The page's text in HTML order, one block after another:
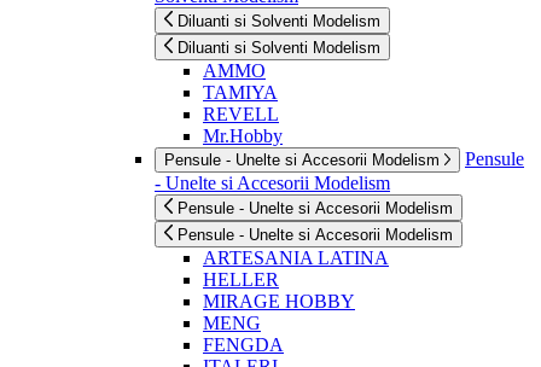
Diluanti si Solventi Modelism
Diluanti si Solventi Modelism
AMMO
TAMIYA
REVELL
Mr.Hobby
Pensule - Unelte si Accesorii Modelism
Pensule
- Unelte si Accesorii Modelism
Pensule - Unelte si Accesorii Modelism
Pensule - Unelte si Accesorii Modelism
ARTESANIA LATINA
HELLER
MIRAGE HOBBY
MENG
FENGDA